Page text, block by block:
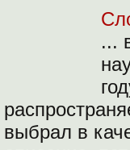
...
выбрал в